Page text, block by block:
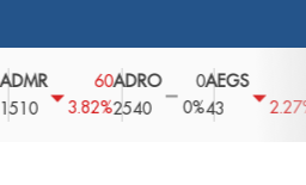
60
3.82%
ADRO
2540
0
0%
AEGS
2.27% 2850